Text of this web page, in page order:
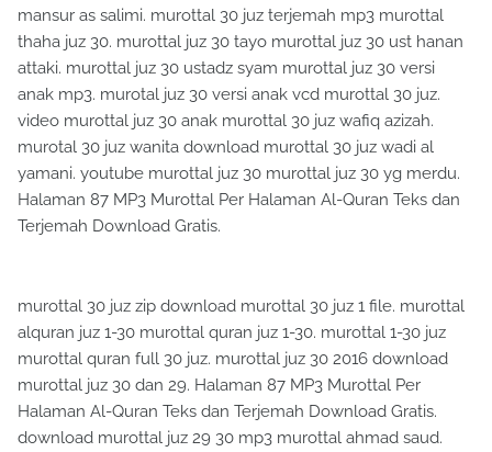
mansur as salimi. murottal 30 juz terjemah mp3 murottal
thaha juz 30. murottal juz 30 tayo murottal juz 30 ust hanan
attaki. murottal juz 30 ustadz syam murottal juz 30 versi
anak mp3. murotal juz 30 versi anak vcd murottal 30 juz.
video murottal juz 30 anak murottal 30 juz wafiq azizah.
murotal 30 juz wanita download murottal 30 juz wadi al
yamani. youtube murottal juz 30 murottal juz 30 yg merdu.
Halaman 87 MP3 Murottal Per Halaman Al-Quran Teks dan
Terjemah Download Gratis.
murottal 30 juz zip download murottal 30 juz 1 file. murottal
alquran juz 1-30 murottal quran juz 1-30. murottal 1-30 juz
murottal quran full 30 juz. murottal juz 30 2016 download
murottal juz 30 dan 29. Halaman 87 MP3 Murottal Per
Halaman Al-Quran Teks dan Terjemah Download Gratis.
download murottal juz 29 30 mp3 murottal ahmad saud.